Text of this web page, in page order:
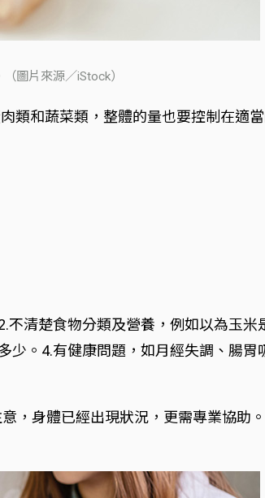
圖片來源／iStock）
類和蔬菜類，整體的量也要控制在適
清楚食物分類及營養，例如以為玉米
。4.有健康問題，如月經失調、腸胃
，身體已經出現狀況，更需專業協助